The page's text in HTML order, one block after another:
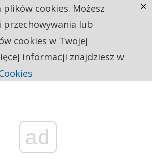
ad
cookies. Możesz
lub
cookies w Twojej
informacji znajdziesz w
×